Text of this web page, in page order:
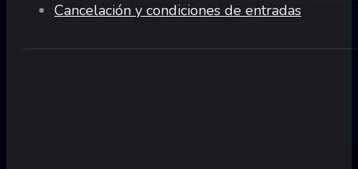
Cancelación y condiciones de entradas